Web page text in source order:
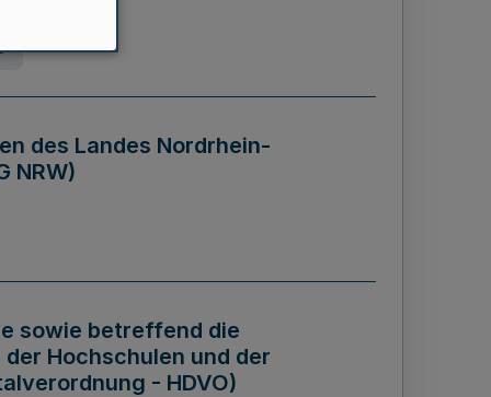
des Landes Nordrhein-
NRW)
sowie betreffend die
Hochschulen und der
- HDVO)